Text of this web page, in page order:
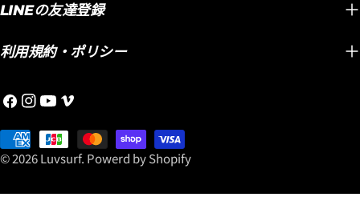
LINEの友達登録
利用規約・ポリシー
Facebook
Instagram
YouTube
维
奥
© 2026Luvsurf. Powerd by Shopify
付
式